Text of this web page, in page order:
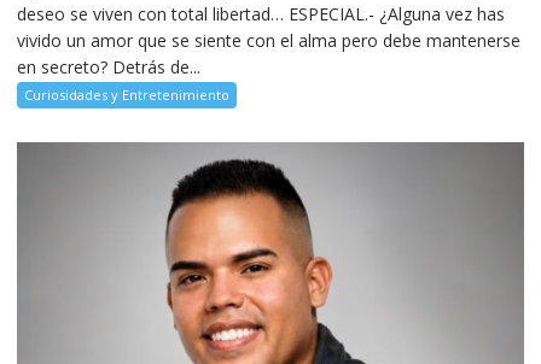
deseo se viven con total libertad… ESPECIAL.- ¿Alguna vez has
vivido un amor que se siente con el alma pero debe mantenerse
en secreto? Detrás de...
Curiosidades y Entretenimiento